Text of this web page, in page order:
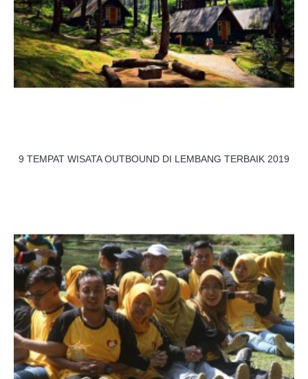
9 TEMPAT WISATA OUTBOUND DI LEMBANG TERBAIK 2019